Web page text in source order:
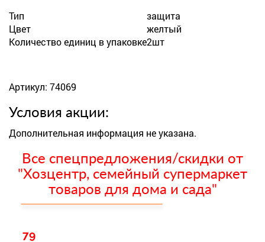
Тип
защита
Цвет
желтый
Количество единиц в упаковке2шт
Артикул: 74069
Условия акции:
Дополнительная информация не указана.
Все спецпредложения/скидки от
"Хозцентр, семейный супермаркет
товаров для дома и сада"
79